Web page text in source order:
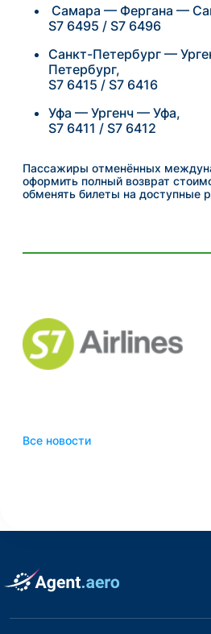
Самара — Фергана —
S7 6495 / S7 6496
Санкт-Петербург —
Петербург,
S7 6415 / S7 6416
Уфа — Ургенч — Уфа,
S7 6411 / S7 6412
Пассажиры отменённых
оформить полный возврат
обменять билеты на доступные
Все новости